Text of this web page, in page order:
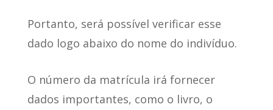
Portanto, será possível verificar esse
dado logo abaixo do nome do indivíduo.
O número da matrícula irá fornecer
dados importantes, como o livro, o